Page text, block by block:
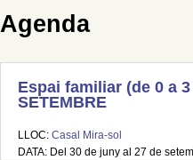
Agenda
Espai familiar (de 0 a
SETEMBRE
LLOC: Casal Mira-sol
DATA: Del 30 de juny al 27 de